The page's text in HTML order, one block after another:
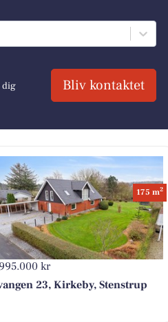
dig
Bliv kontaktet
kr
175 m2
23, Kirkeby, Stenstrup